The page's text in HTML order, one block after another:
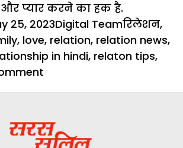
प्यार करने का हक है.
25, 2023Author
Digital TeamCategories
रिलेशन,
, love, relation, relation news,
in hindi, relaton tips,
लगे
बहकने